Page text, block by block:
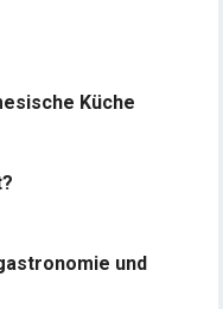
Küche
und